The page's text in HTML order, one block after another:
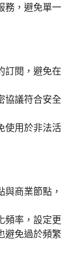
務，避免單一
訂閱，避免在
協議符合安全
使用於非法活
商業節點，
頻率，設定更
避免過於頻繁